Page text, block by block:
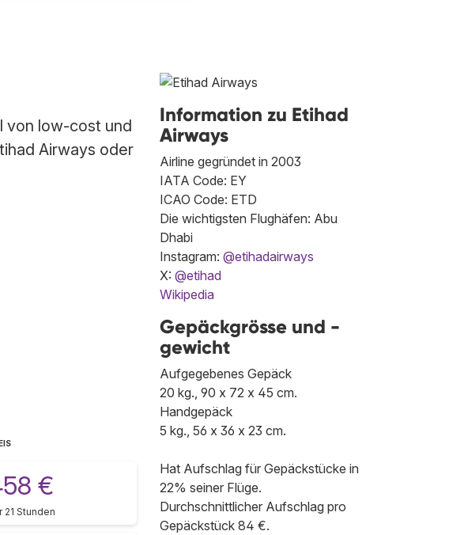
von low-cost und
Airways oder
€
21 Stunden
Information zu Etihad
Airways
Airline gegründet in 2003
IATA Code: EY
ICAO Code: ETD
Die wichtigsten Flughäfen: Abu
Dhabi
Instagram: @etihadairways
X: @etihad
Wikipedia
Gepäckgrösse und -
gewicht
Aufgegebenes Gepäck
20 kg., 90 x 72 x 45 cm.
Handgepäck
5 kg., 56 x 36 x 23 cm.
Hat Aufschlag für Gepäckstücke in
22% seiner Flüge.
Durchschnittlicher Aufschlag pro
Gepäckstück 84 €.